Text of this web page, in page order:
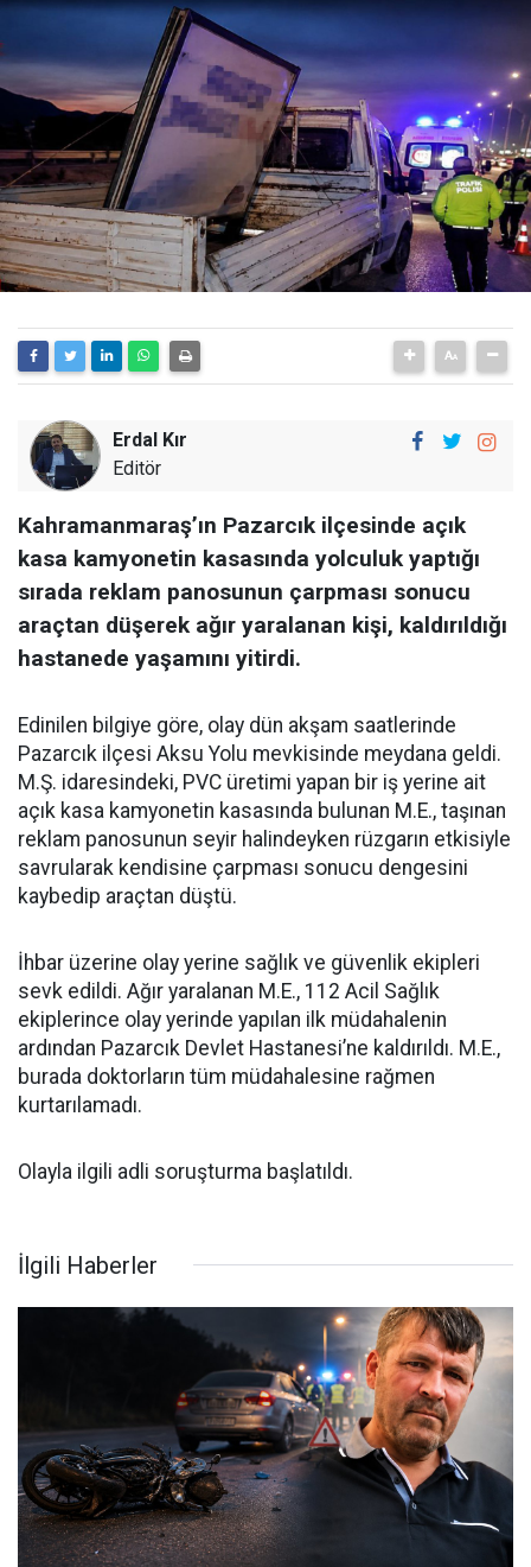
Erdal Kır
Editör
Kahramanmaraş’ın Pazarcık ilçesinde açık
kasa kamyonetin kasasında yolculuk yaptığı
sırada reklam panosunun çarpması sonucu
araçtan düşerek ağır yaralanan kişi, kaldırıldığı
hastanede yaşamını yitirdi.
Edinilen bilgiye göre, olay dün akşam saatlerinde
Pazarcık ilçesi Aksu Yolu mevkisinde meydana geldi.
M.Ş. idaresindeki, PVC üretimi yapan bir iş yerine ait
açık kasa kamyonetin kasasında bulunan M.E., taşınan
reklam panosunun seyir halindeyken rüzgarın etkisiyle
savrularak kendisine çarpması sonucu dengesini
kaybedip araçtan düştü.
İhbar üzerine olay yerine sağlık ve güvenlik ekipleri
sevk edildi. Ağır yaralanan M.E., 112 Acil Sağlık
ekiplerince olay yerinde yapılan ilk müdahalenin
ardından Pazarcık Devlet Hastanesi’ne kaldırıldı. M.E.,
burada doktorların tüm müdahalesine rağmen
kurtarılamadı.
Olayla ilgili adli soruşturma başlatıldı.
İlgili Haberler